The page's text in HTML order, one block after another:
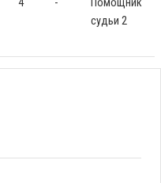
судьи 2